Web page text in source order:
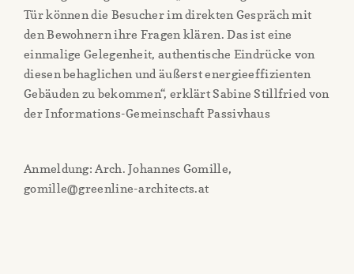
Tür können die Besucher im direkten Gespräch mit
den Bewohnern ihre Fragen klären. Das ist eine
einmalige Gelegenheit, authentische Eindrücke von
diesen behaglichen und äußerst energieeffizienten
Gebäuden zu bekommen“, erklärt Sabine Stillfried von
der Informations-Gemeinschaft Passivhaus
Anmeldung: Arch. Johannes Gomille,
gomille@greenline-architects.at